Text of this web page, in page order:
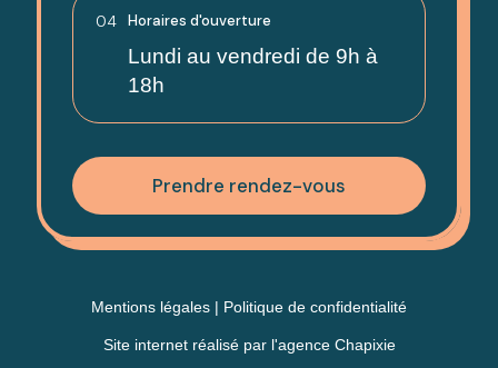
04 Horaires d'ouverture
Lundi au vendredi de 9h à
18h
Prendre rendez-vous
Mentions légales | Politique de confidentialité
Site internet réalisé par l'agence Chapixie